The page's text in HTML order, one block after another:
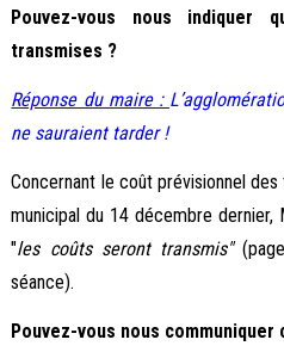
Pouvez-vous nous indiquer
transmises ?
Réponse du maire :
ne sauraient tarder !
Concernant le coût prévisionnel
municipal du 14 décembre dernier,
"les coûts seront transmis"
séance).
Pouvez-vous nous